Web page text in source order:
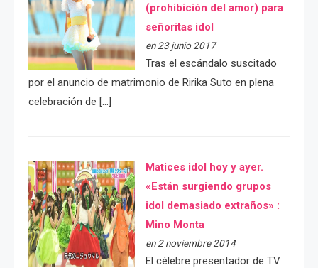
(prohibición del amor) para
señoritas idol
en 23 junio 2017
Tras el escándalo suscitado
por el anuncio de matrimonio de Ririka Suto en plena
celebración de […]
Matices idol hoy y ayer.
«Están surgiendo grupos
idol demasiado extraños» :
Mino Monta
en 2 noviembre 2014
El célebre presentador de TV